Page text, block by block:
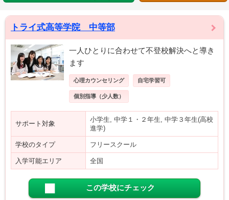
トライ式高等学院 中等部
一人ひとりに合わせて不登校解決へと導き
ます
心理カウンセリング 自宅学習可
個別指導（少人数）
サポート対象
小学生, 中学１・２年生, 中学３年生(高校
進学)
学校のタイプ フリースクール
入学可能エリア 全国
この学校にチェック